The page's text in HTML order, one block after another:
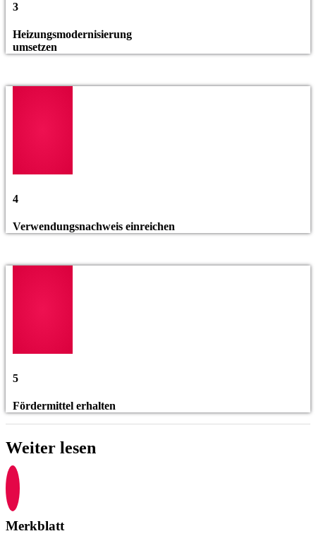
3
Heizungsmodernisierung
umsetzen
4
Verwendungsnachweis einreichen
5
Fördermittel erhalten
Weiter lesen
Merkblatt